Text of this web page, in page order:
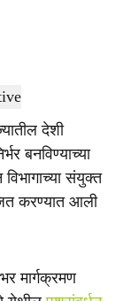
देशी
बनविण्याच्या
संयुक्त
करण्यात आली
मार्गक्रमण